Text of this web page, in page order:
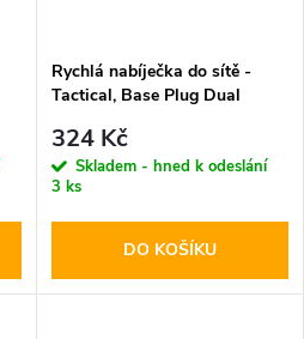
Rychlá nabíječka do sítě -
Tactical, Base Plug Dual
324 Kč
Skladem - hned k odeslání
3 ks
DO KOŠÍKU